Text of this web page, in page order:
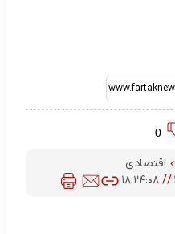
اقتصادی
// ۱۸:۲۴:۰۸